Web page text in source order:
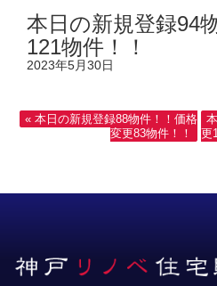
本日の新規登録94
121物件！！
2023年5月30日
« 本日の新規登録88物件！！価格
変更83物件！！
更